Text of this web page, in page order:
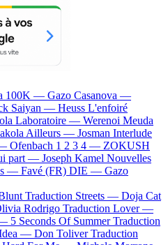
100K — Gazo Casanova —
Saiyan — Heuss L'enfoiré
Laboratoire — Werenoi Meuda
Ailleurs — Josman Interlude
Ofenbach 1 2 3 4 — ZOKUSH
part — Joseph Kamel Nouvelles
— Favé (FR) DIE — Gazo
Traduction Streets — Doja Cat
Rodrigo Traduction Lover —
5 Seconds Of Summer Traduction
— Don Toliver Traduction